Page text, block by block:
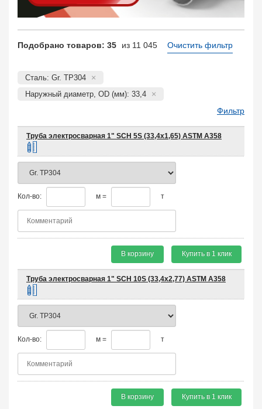
Подобрано товаров: 35 из 11 045 Очистить фильтр
Сталь: Gr. TP304
Наружный диаметр, OD (мм): 33,4
Фильтр
Труба электросварная 1" SCH 5S (33,4х1,65) ASTM A358
Кол-во: м = т
В корзину Купить в 1 клик
Труба электросварная 1" SCH 10S (33,4х2,77) ASTM A358
Кол-во: м = т
В корзину Купить в 1 клик